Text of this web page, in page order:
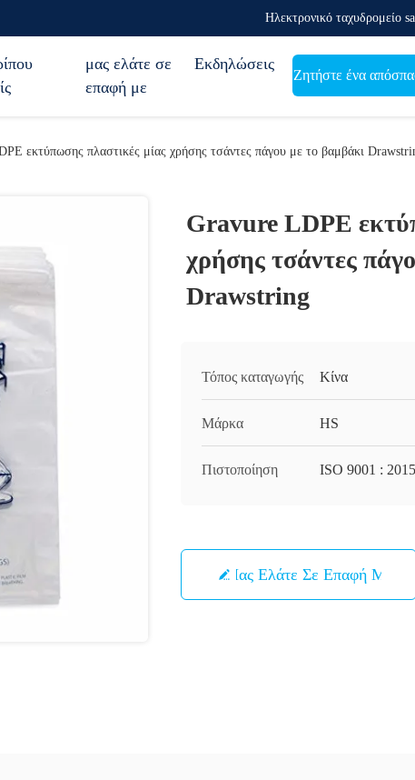
Ηλεκτρονικό ταχυδρομείο
μας ελάτε σε
επαφή με
Εκδηλώσεις
Ζητήστε ένα
εκτύπωσης πλαστικές μίας χρήσης τσάντες πάγου με το βαμβάκι
Gravure LDPE
χρήσης τσάντες
Drawstring
Τόπος καταγωγής Κίνα
Μάρκα HS
Πιστοποίηση ISO 9001 : 2015
Μας Ελάτε Σε Επαφή Με